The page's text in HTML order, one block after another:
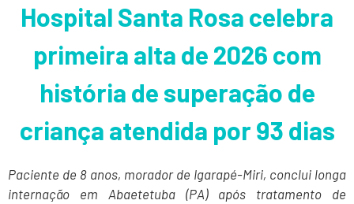
Hospital Santa Rosa celebra
primeira alta de 2026 com
história de superação de
criança atendida por 93 dias
Paciente de 8 anos, morador de Igarapé-Miri, conclui longa
internação em Abaetetuba (PA) após tratamento de